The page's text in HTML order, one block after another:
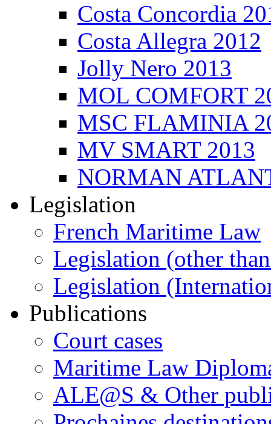
Costa Concordia
Costa Allegra 2012
Jolly Nero 2013
MOL COMFORT
MSC FLAMINIA
MV SMART 2013
NORMAN
Legislation
French Maritime Law
Legislation (other
Legislation
Publications
Court cases
Maritime Law
ALE@S & Other